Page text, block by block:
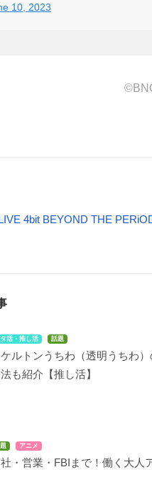
10, 2023
4bit BEYOND THE
活・推し活 話題
ケルトンうちわ（透明うちわ
も紹介【推し活】
アニメ
・営業・FBIまで！働く大人